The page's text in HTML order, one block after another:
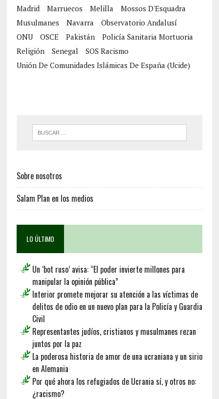
Madrid
Marruecos Melilla
Mossos D'Esquadra
Musulmanes
Navarra
Observatorio Andalusí
ONU
OSCE Pakistán
Policía Sanitaria Mortuoria
Religión
Senegal
SOS Racismo
Unión De Comunidades Islámicas De España (Ucide)
Sobre nosotros
Salam Plan en los medios
LO ÚLTIMO
Un ‘bot ruso’ avisa: “El poder invierte millones para
manipular la opinión pública”
Interior promete mejorar su atención a las víctimas de
delitos de odio en un nuevo plan para la Policía y Guardia
Civil
Representantes judíos, cristianos y musulmanes rezan
juntos por la paz
La poderosa historia de amor de una ucraniana y un sirio
en Alemania
Por qué ahora los refugiados de Ucrania sí, y otros no:
¿racismo?